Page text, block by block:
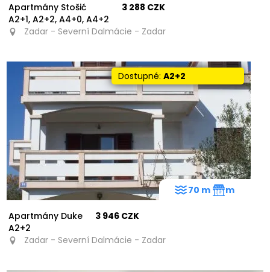
Apartmány Stošić
A2+1, A2+2, A4+0, A4+2
3 288 CZK
Zadar - Severní Dalmácie - Zadar
Dostupné: A2+2
Apartmány Duke
A2+2
3 946 CZK
Zadar - Severní Dalmácie - Zadar
70 m m